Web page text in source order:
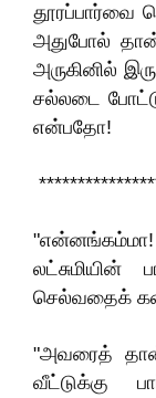
தூரப்பார்வை
அதுபோல்
அருகினில்
சல்லடை
என்பதோ!
"என்னங்கம்மா!
செல்வதைக்
"அவரைத்
வீட்டுக்கு